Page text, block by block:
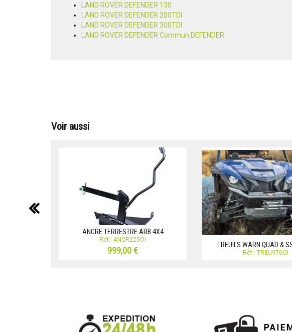
LAND ROVER DEFENDER 130
LAND ROVER DEFENDER 200TDI
LAND ROVER DEFENDER 300TDI
LAND ROVER DEFENDER Commun DEFENDER
Voir aussi
ANCRE TERRESTRE ARB 4X4
Réf.: ANCR225OI
999,00 €
TREUILS WARN QUAD &
Réf.: TREU976OI
précédent